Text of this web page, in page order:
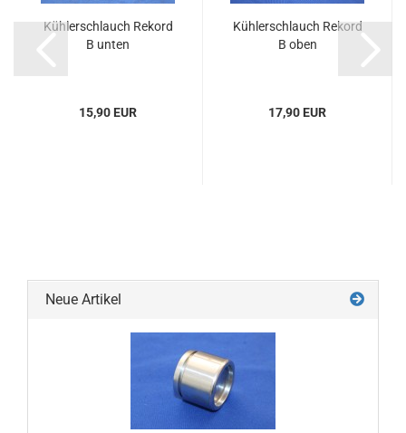
Kühlerschlauch Rekord
B unten
15,90 EUR
Kühlerschlauch Rekord
B oben
17,90 EUR
Neue Artikel